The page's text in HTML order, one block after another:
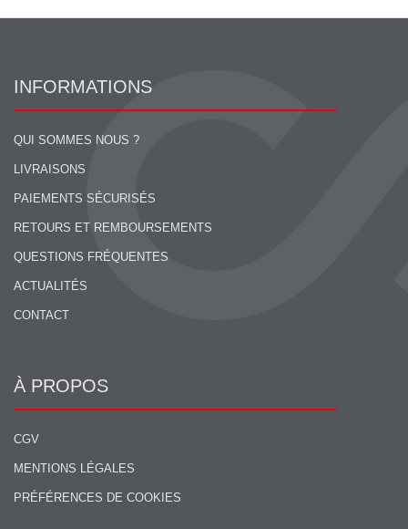
INFORMATIONS
QUI SOMMES NOUS ?
LIVRAISONS
PAIEMENTS SÉCURISÉS
RETOURS ET REMBOURSEMENTS
QUESTIONS FRÉQUENTES
ACTUALITÉS
CONTACT
À PROPOS
CGV
MENTIONS LÉGALES
PRÉFÉRENCES DE COOKIES